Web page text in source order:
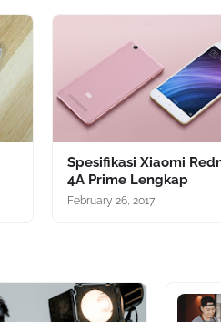
Spesifikasi Xiaomi
4A Prime Lengkap
February 26, 2017